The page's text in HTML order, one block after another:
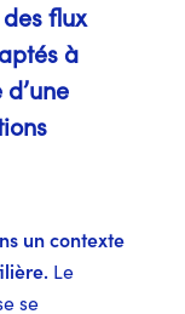
flux
à
un contexte
Le
se